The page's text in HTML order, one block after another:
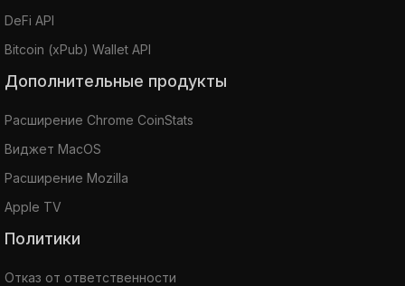
DeFi API
Bitcoin (xPub) Wallet API
Дополнительные продукты
Расширение Chrome CoinStats
Виджет MacOS
Расширение Mozilla
Apple TV
Политики
Отказ от ответственности